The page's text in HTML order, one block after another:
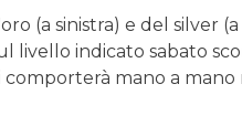
(a sinistra) e del silver
livello indicato sabato
mano a